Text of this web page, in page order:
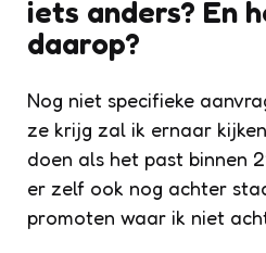
iets anders? En
daarop?
Nog niet specifieke
ze krijg zal ik ernaar
doen als het past binnen
er zelf ook nog achter
promoten waar ik niet